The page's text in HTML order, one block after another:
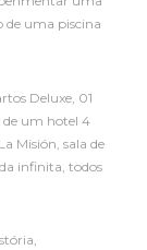
de uma piscina
Deluxe, 01
um hotel 4
Misión, sala de
infinita, todos